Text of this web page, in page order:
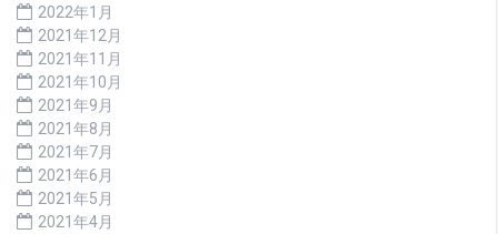
2022年1月
2021年12月
2021年11月
2021年10月
2021年9月
2021年8月
2021年7月
2021年6月
2021年5月
2021年4月